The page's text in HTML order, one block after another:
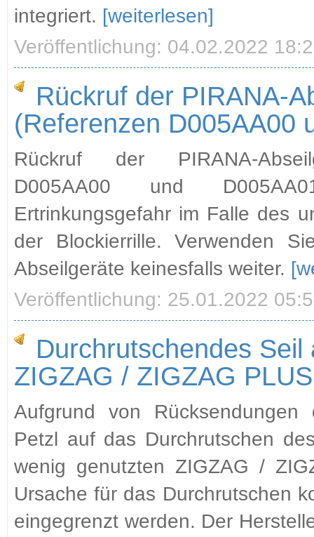
integriert. [weiterlesen]
Veröffentlichung: 04.02.2022
Rückruf der PIRANA-
(Referenzen D005AA00
Rückruf der PIRANA-
D005AA00 und
Ertrinkungsgefahr im Falle des
der Blockierrille. Verwenden
Abseilgeräte keinesfalls weiter.
Veröffentlichung: 25.01.2022
Durchrutschendes Seil
ZIGZAG / ZIGZAG
Aufgrund von
Petzl auf das Durchrutschen
wenig genutzten ZIGZAG /
Ursache für das Durchrutschen
eingegrenzt werden. Der